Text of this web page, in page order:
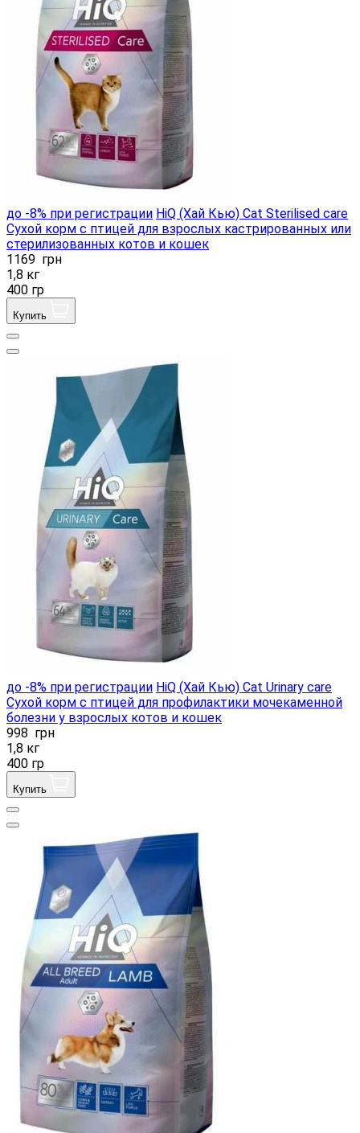
до -8% при регистрации HiQ (Хай Кью) Cat Sterilised care
Сухой корм с птицей для взрослых кастрированных или
стерилизованных котов и кошек
1169 грн
1,8 кг
400 гр
Купить
до -8% при регистрации HiQ (Хай Кью) Cat Urinary care
Сухой корм с птицей для профилактики мочекаменной
болезни у взрослых котов и кошек
998 грн
1,8 кг
400 гр
Купить